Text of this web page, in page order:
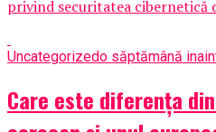
privind securitatea cibernetică
Uncategorizedo săptămână
Care este diferența